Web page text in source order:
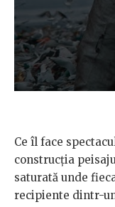
Ce îl face
construcția
saturată unde
recipiente dintr-